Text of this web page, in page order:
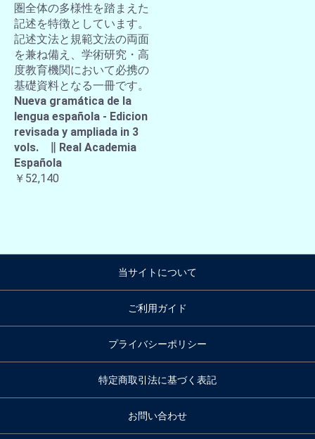
圏全体の多様性を踏まえた
記述を特徴としています。
記述文法と規範文法の両面
を兼ね備え、学術研究・高
度教育機関において必携の
基礎資料となる一冊です。
Nueva gramática de la
lengua española - Edicion
revisada y ampliada in 3
vols. ∥ Real Academia
Española
￥52,140
当サイトについて
ご利用ガイド
プライバシーポリシー
特定商取引法に基づく表記
お問い合わせ